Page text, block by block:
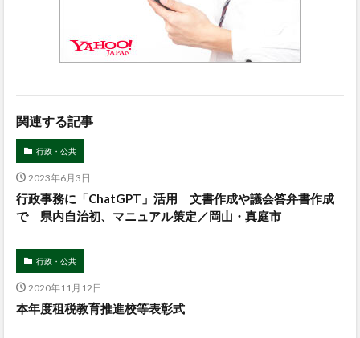
関連する記事
行政・公共
2023年6月3日
行政事務に「ChatGPT」活用 文書作成や議会答弁書作成
で 県内自治初、マニュアル策定／岡山・真庭市
行政・公共
2020年11月12日
本年度租税教育推進校等表彰式